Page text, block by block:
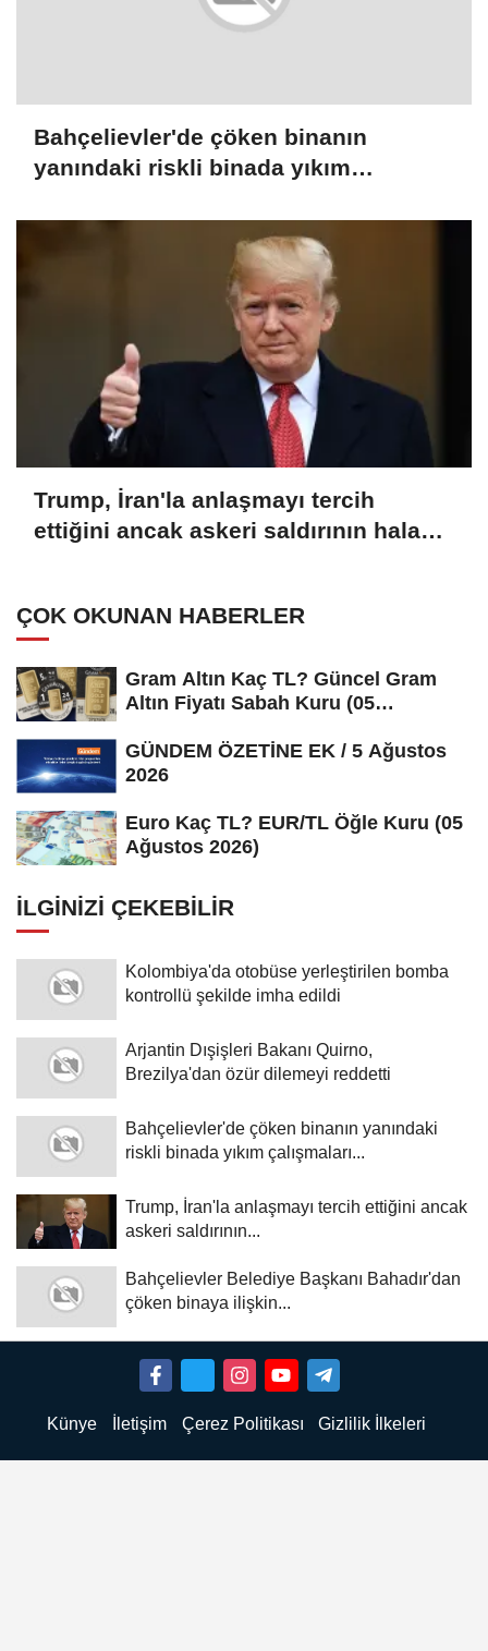
Bahçelievler'de çöken binanın
yanındaki riskli binada yıkım
Trump, İran'la anlaşmayı tercih
ettiğini ancak askeri saldırının hala
ÇOK OKUNAN HABERLER
Gram Altın Kaç TL? Güncel Gram
Altın Fiyatı Sabah Kuru (05
GÜNDEM ÖZETİNE EK / 5 Ağustos
2026
Euro Kaç TL? EUR/TL Öğle Kuru (05
Ağustos 2026)
İLGINIZI ÇEKEBILIR
Kolombiya'da otobüse yerleştirilen bomba
kontrollü şekilde imha edildi
Arjantin Dışişleri Bakanı Quirno,
Brezilya'dan özür dilemeyi reddetti
Bahçelievler'de çöken binanın yanındaki
riskli binada yıkım çalışmaları...
Trump, İran'la anlaşmayı tercih ettiğini ancak
askeri saldırının...
Bahçelievler Belediye Başkanı Bahadır'dan
çöken binaya ilişkin...
Künye İletişim Çerez Politikası Gizlilik İlkeleri